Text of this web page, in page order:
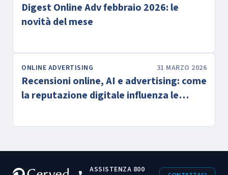
Digest Online Adv febbraio 2026: le
novità del mese
ONLINE ADVERTISING 31 MARZO 2026
Recensioni online, AI e advertising: come
la reputazione digitale influenza le
ASSISTENZA 800